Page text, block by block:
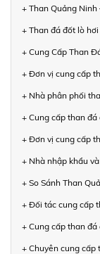
+ Than Quảng
+ Than đá đốt lò
+ Cung Cấp Than
+ Đơn vị cung cấp
+ Nhà phân phối
+ Cung cấp than
+ Đơn vị cung cấp
+ Nhà nhập khẩu
+ So Sánh Than
+ Đối tác cung cấp
+ Cung cấp than
+ Chuyên cung cấp